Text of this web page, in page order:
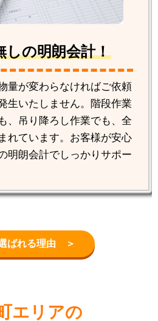
しの明朗会計！
量が変わらなければご依頼
生いたしません。階段作業
、吊り降ろし作業でも、全
れています。お客様が安心
明朗会計でしっかりサポー
ばれる理由 ＞
エリアの